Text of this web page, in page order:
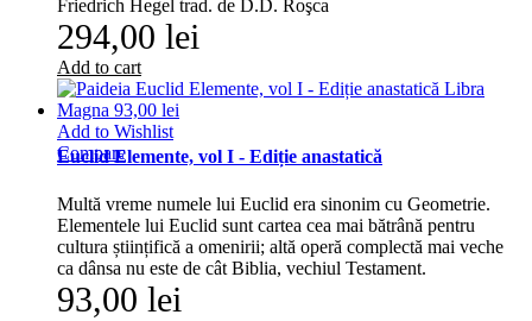
Friedrich Hegel trad. de D.D. Roşca
294,00 lei
Add to cart
Add to Wishlist
Compare
Euclid Elemente, vol I - Ediție anastatică
Multă vreme numele lui Euclid era sinonim cu Geometrie.
Elemen­tele lui Euclid sunt cartea cea mai bătrână pentru
cultura științifică a omenirii; altă operă complectă mai veche
ca dânsa nu este de cât Biblia, vechiul Testament.
93,00 lei